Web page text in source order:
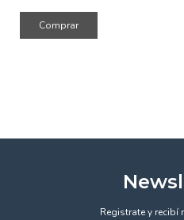
Registrate y recibí